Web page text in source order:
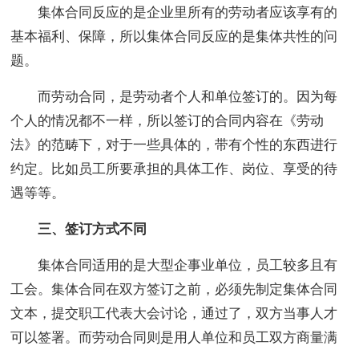
集体合同反应的是企业里所有的劳动者应该享有的
基本福利、保障，所以集体合同反应的是集体共性的问
题。
而劳动合同，是劳动者个人和单位签订的。因为每
个人的情况都不一样，所以签订的合同内容在《劳动
法》的范畴下，对于一些具体的，带有个性的东西进行
约定。比如员工所要承担的具体工作、岗位、享受的待
遇等等。
三、签订方式不同
集体合同适用的是大型企事业单位，员工较多且有
工会。集体合同在双方签订之前，必须先制定集体合同
文本，提交职工代表大会讨论，通过了，双方当事人才
可以签署。而劳动合同则是用人单位和员工双方商量满